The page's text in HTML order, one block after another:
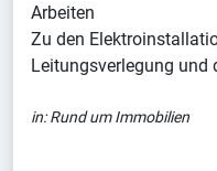
Arbeiten
Zu den
Leitungsverlegung und
in:Rund um Immobilien